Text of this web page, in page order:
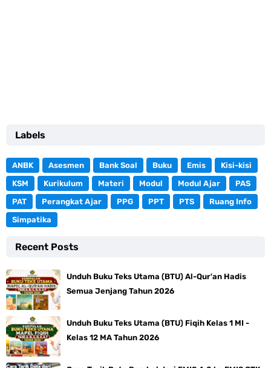
Labels
ANBK Asesmen Bank Soal Buku Emis
Kisi-kisi
KSM
Kurikulum Materi Modul Modul Ajar
PAS
PAT
Perangkat Ajar PPG PPT PTS
Ruang Info
Simpatika
Recent Posts
Unduh Buku Teks Utama (BTU) Al-Qur'an Hadis
Semua Jenjang Tahun 2026
Unduh Buku Teks Utama (BTU) Fiqih Kelas 1 MI -
Kelas 12 MA Tahun 2026